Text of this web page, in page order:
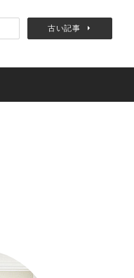
古い記事